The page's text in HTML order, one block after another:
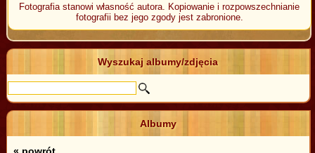
Fotografia stanowi własność autora. Kopiowanie i rozpowszechnianie
fotografii bez jego zgody jest zabronione.
Wyszukaj albumy/zdjęcia
Albumy